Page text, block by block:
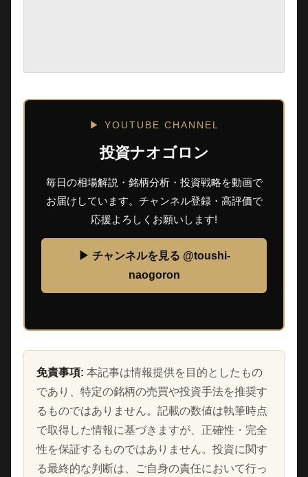
▶ YOUTUBE CHANNEL
投資ナオゴロン
毎日の相場解説・銘柄分析・投資戦略を動画で
お届けしています。チャンネル登録・高評価で
応援よろしくお願いします!
▶ チャンネルを見る @toushi-
naogoron
免責事項: 本記事は情報提供を目的としたもの
であり、特定の銘柄の売買や投資手法を推奨す
るものではありません。記載の数値は執筆時点
で取得した情報に基づきますが、正確性・完全
性を保証するものではありません。投資に関す
る最終的な判断は、ご自身の責任において行っ